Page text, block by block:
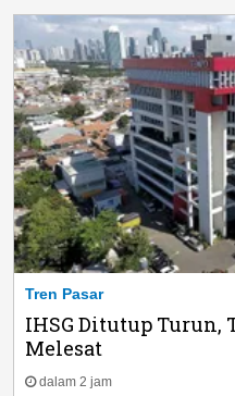
Tren Pasar
IHSG Ditutup Turun,
Melesat
dalam 2 jam